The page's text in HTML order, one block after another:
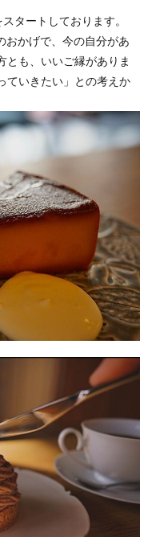
タートしております。
おかげで、今の自分があ
とも、いいご縁がありま
ていきたい」との考えか